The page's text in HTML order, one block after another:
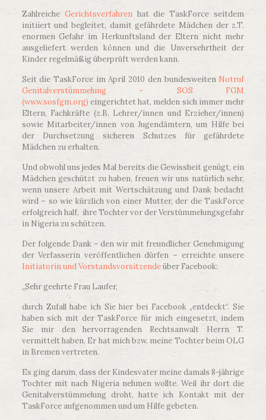
Zahlreiche Gerichtsverfahrenhat die TaskForce seitdem
initiiert und begleitet, damit gefährdete Mädchen der z.T.
enormen Gefahr im Herkunftsland der Eltern nicht mehr
ausgeliefert werden können und die Unversehrtheit der
Kinder regelmäßig überprüft werden kann.
Seit die TaskForce im April 2010 den bundesweiten Notruf
Genitalverstümmelung – SOS FGM
(www.sosfgm.org) eingerichtet hat, melden sich immer mehr
Eltern, Fachkräfte (z.B. Lehrer/innen und Erzieher/innen)
sowie Mitarbeiter/innen von Jugendämtern, um Hilfe bei
der Durchsetzung sicheren Schutzes für gefährdete
Mädchen zu erhalten.
Und obwohl uns jedes Mal bereits die Gewissheit genügt, ein
Mädchen geschützt zu haben, freuen wir uns natürlich sehr,
wenn unsere Arbeit mit Wertschätzung und Dank bedacht
wird – so wie kürzlich von einer Mutter, der die TaskForce
erfolgreich half, ihre Tochter vor der Verstümmelungsgefahr
in Nigeria zu schützen.
Der folgende Dank – den wir mit freundlicher Genehmigung
der Verfasserin veröffentlichen dürfen – erreichte unsere
Initiatorin und Vorstandsvorsitzendeüber Facebook:
„Sehr geehrte Frau Laufer,
durch Zufall habe ich Sie hier bei Facebook „entdeckt“. Sie
haben sich mit der TaskForce für mich eingesetzt, indem
Sie mir den hervorragenden Rechtsanwalt Herrn T.
vermittelt haben. Er hat mich bzw. meine Tochter beim OLG
in Bremen vertreten.
Es ging darum, dass der Kindesvater meine damals 8-jährige
Tochter mit nach Nigeria nehmen wollte. Weil ihr dort die
Genitalverstümmelung droht, hatte ich Kontakt mit der
TaskForce aufgenommen und um Hilfe gebeten.